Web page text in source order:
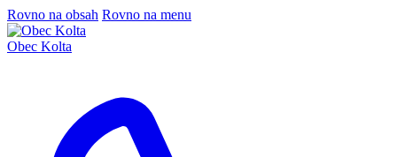
Rovno na obsah Rovno na menu
Obec Kolta